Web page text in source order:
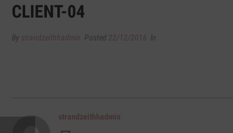
CLIENT-04
By strandzeithhadmin Posted 22/12/2016 In
strandzeithhadmin